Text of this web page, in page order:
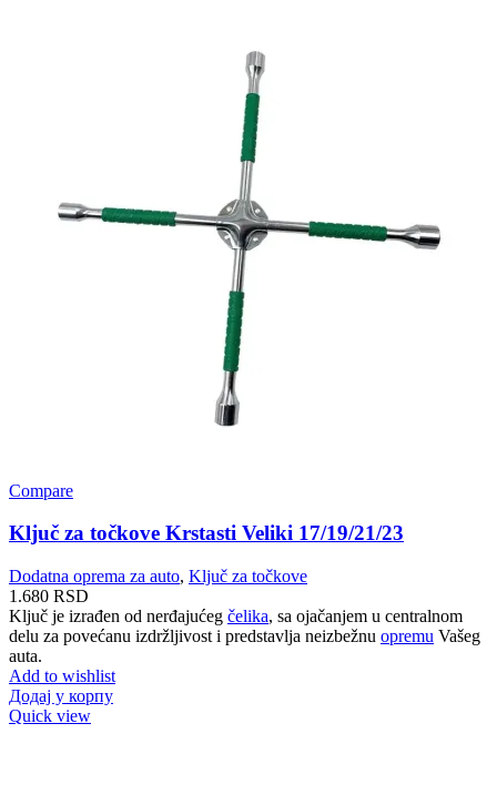
Compare
Ključ za točkove Krstasti Veliki 17/19/21/23
Dodatna oprema za auto, Ključ za točkove
1.680 RSD
Ključ je izrađen od nerđajućeg čelika, sa ojačanjem u centralnom
delu za povećanu izdržljivost i predstavlja neizbežnu opremu Vašeg
auta.
Add to wishlist
Додај у корпу
Quick view